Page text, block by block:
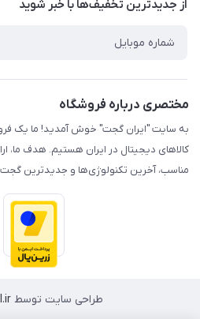
راهنما
از جدید‌ترین تخفیف‌ها با‌ خبر شوید
مختصری درباره فروشگاه
به سایت "ایران گجت" خوش آمدید! ما یک
کالاهای دیجیتال در ایران هستیم. هدف ما،
مناسب، آخرین تکنولوژی‌ها و جدیدترین
طراحی سایت توسط